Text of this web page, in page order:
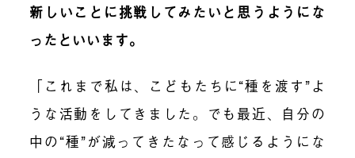
新しいことに挑戦してみたいと思うようにな
ったといいます。
「これまで私は、こどもたちに“種を渡す”よ
うな活動をしてきました。でも最近、自分の
中の“種”が減ってきたなって感じるようにな